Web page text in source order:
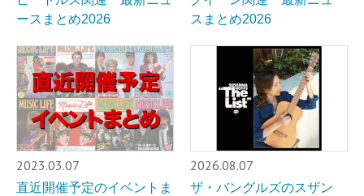
ースまとめ2026
スまとめ2026
2023.03.07
直近開催予定のイベントま
2026.08.07
ザ・バングルズのスザン